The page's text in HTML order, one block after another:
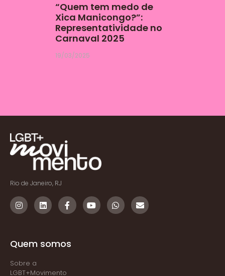
“Quem tem medo de
Xica Manicongo?”:
Representatividade no
Carnaval 2025
19/03/2025
Rio de Janeiro, RJ
Quem somos
Sobre a
LGBT+Movimento